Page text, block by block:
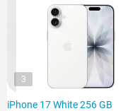
3
iPhone 17 White 256 GB